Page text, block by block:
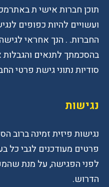
תוכן חברות אישי ת
ועשויים להיות כפופים
החברות. . הנך אחראי
בהסכמתך לתנאים
סודיות נתוני גישת פרטי
נגישות
נגישות פיזית זמינה ברוב
פרטים מעודכנים לגבי כל
לפני הפגישה, על מנת
הדרוש.